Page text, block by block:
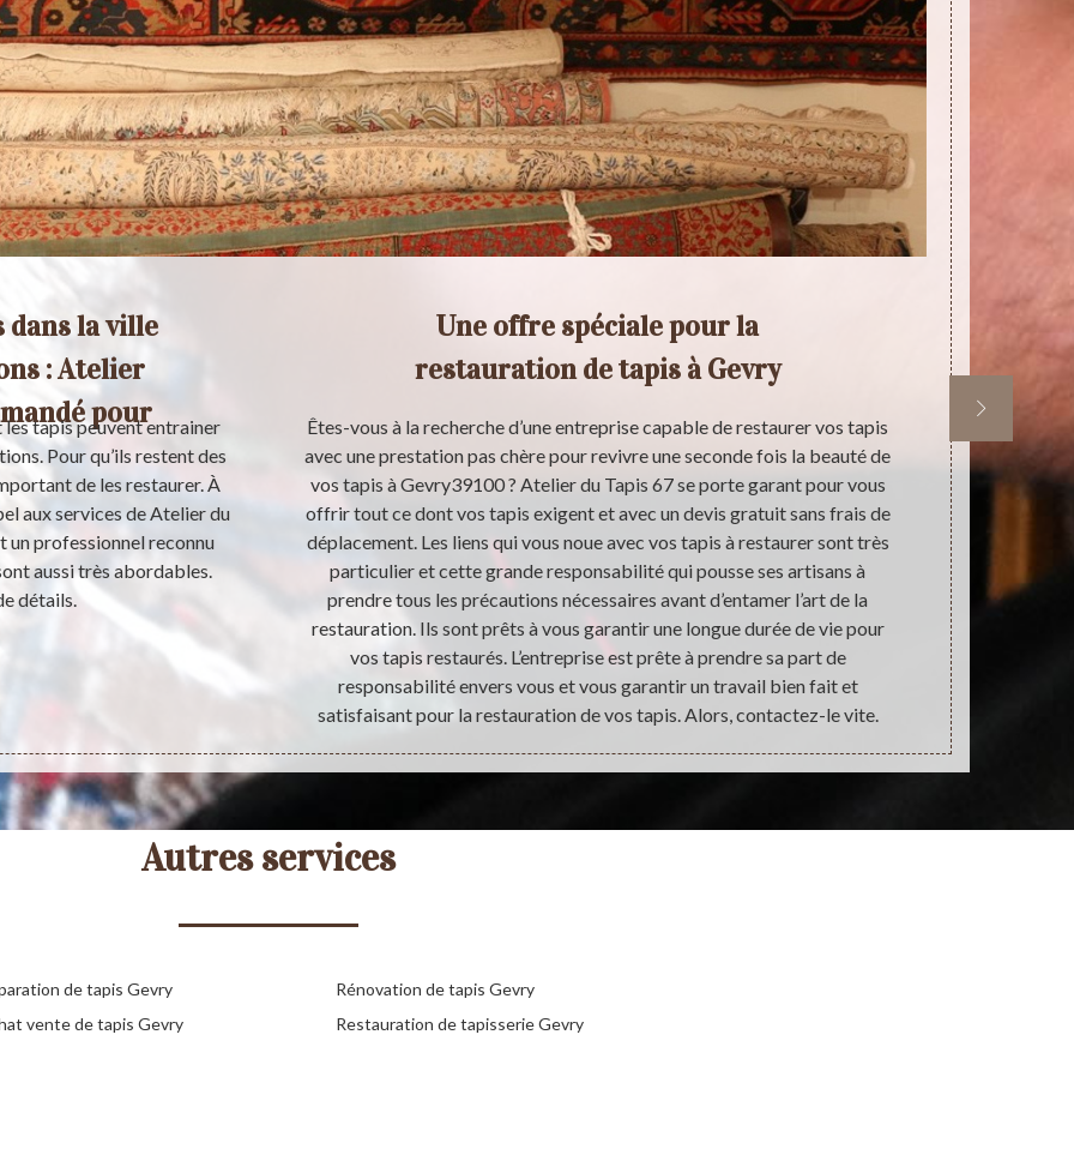
dans la ville
: Atelier
pour
tapis peuvent entrainer
Pour qu’ils restent des
de les restaurer. À
aux services de Atelier du
un professionnel reconnu
aussi très abordables.
détails.
Une offre spéciale pour la
restauration de tapis à Gevry
Êtes-vous à la recherche d’une entreprise capable de restaurer vos tapis
avec une prestation pas chère pour revivre une seconde fois la beauté de
vos tapis à Gevry39100 ? Atelier du Tapis 67 se porte garant pour vous
offrir tout ce dont vos tapis exigent et avec un devis gratuit sans frais de
déplacement. Les liens qui vous noue avec vos tapis à restaurer sont très
particulier et cette grande responsabilité qui pousse ses artisans à
prendre tous les précautions nécessaires avant d’entamer l’art de la
restauration. Ils sont prêts à vous garantir une longue durée de vie pour
vos tapis restaurés. L’entreprise est prête à prendre sa part de
responsabilité envers vous et vous garantir un travail bien fait et
satisfaisant pour la restauration de vos tapis. Alors, contactez-le vite.
Si vous
possible
Atelier
Autres services
de tapis Gevry
vente de tapis Gevry
Rénovation de tapis Gevry
Restauration de tapisserie Gevry